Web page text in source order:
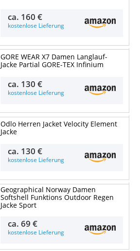
ca. 160 €
kostenlose Lieferung
GORE WEAR X7 Damen Langlauf-
Jacke Partial GORE-TEX Infinium
ca. 130 €
kostenlose Lieferung
Odlo Herren Jacket Velocity Element
Jacke
ca. 130 €
kostenlose Lieferung
Geographical Norway Damen
Softshell Funktions Outdoor Regen
Jacke Sport
ca.69 €
kostenlose Lieferung